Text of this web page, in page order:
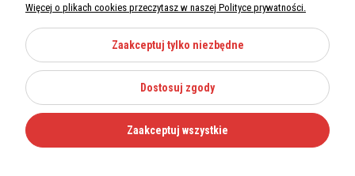
O nas
Informacje
Moje konto
Kategorie
Więcej o plikach cookies przeczytasz w naszej Polityce prywatności.
Zaakceptuj tylko niezbędne
Dostosuj zgody
Zaakceptuj wszystkie